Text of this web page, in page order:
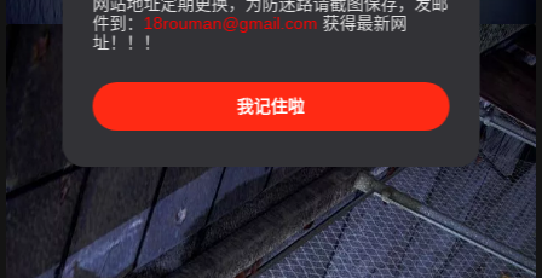
件到： 18rouman@gmail.com 获得最新网
址！！！
我记住啦